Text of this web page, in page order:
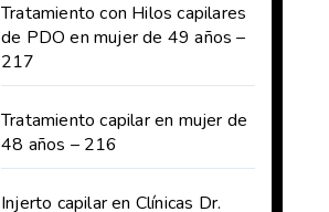
Tratamiento con Hilos capilares
de PDO en mujer de 49 años –
217
Tratamiento capilar en mujer de
48 años – 216
Injerto capilar en Clínicas Dr.